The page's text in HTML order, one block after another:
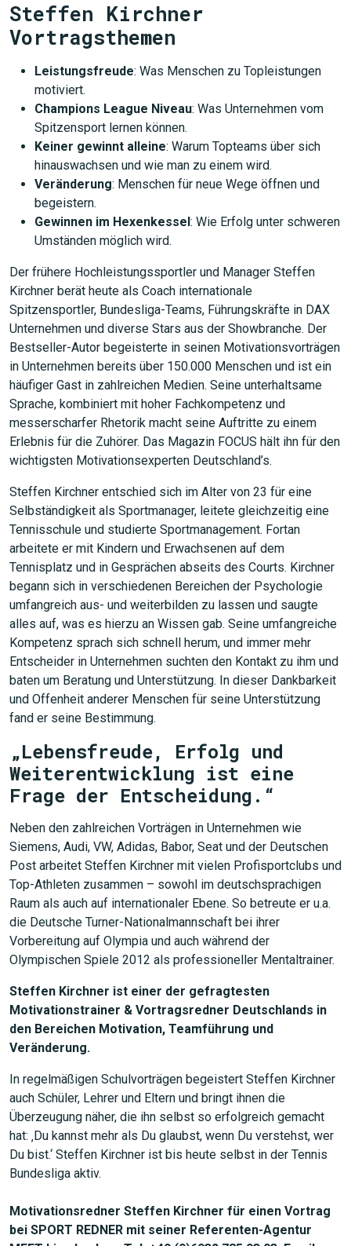
Steffen Kirchner
Vortragsthemen
Leistungsfreude: Was Menschen zu Topleistungen
motiviert.
Champions League Niveau: Was Unternehmen vom
Spitzensport lernen können.
Keiner gewinnt alleine: Warum Topteams über sich
hinauswachsen und wie man zu einem wird.
Veränderung: Menschen für neue Wege öffnen und
begeistern.
Gewinnen im Hexenkessel: Wie Erfolg unter schweren
Umständen möglich wird.
Der frühere Hochleistungssportler und Manager Steffen
Kirchner berät heute als Coach internationale
Spitzensportler, Bundesliga-Teams, Führungskräfte in DAX
Unternehmen und diverse Stars aus der Showbranche. Der
Bestseller-Autor begeisterte in seinen Motivationsvorträgen
in Unternehmen bereits über 150.000 Menschen und ist ein
häufiger Gast in zahlreichen Medien. Seine unterhaltsame
Sprache, kombiniert mit hoher Fachkompetenz und
messerscharfer Rhetorik macht seine Auftritte zu einem
Erlebnis für die Zuhörer. Das Magazin FOCUS hält ihn für den
wichtigsten Motivationsexperten Deutschland’s.
Steffen Kirchner entschied sich im Alter von 23 für eine
Selbständigkeit als Sportmanager, leitete gleichzeitig eine
Tennisschule und studierte Sportmanagement. Fortan
arbeitete er mit Kindern und Erwachsenen auf dem
Tennisplatz und in Gesprächen abseits des Courts. Kirchner
begann sich in verschiedenen Bereichen der Psychologie
umfangreich aus- und weiterbilden zu lassen und saugte
alles auf, was es hierzu an Wissen gab. Seine umfangreiche
Kompetenz sprach sich schnell herum, und immer mehr
Entscheider in Unternehmen suchten den Kontakt zu ihm und
baten um Beratung und Unterstützung. In dieser Dankbarkeit
und Offenheit anderer Menschen für seine Unterstützung
fand er seine Bestimmung.
„Lebensfreude, Erfolg und
Weiterentwicklung ist eine
Frage der Entscheidung.“
Neben den zahlreichen Vorträgen in Unternehmen wie
Siemens, Audi, VW, Adidas, Babor, Seat und der Deutschen
Post arbeitet Steffen Kirchner mit vielen Profisportclubs und
Top-Athleten zusammen – sowohl im deutschsprachigen
Raum als auch auf internationaler Ebene. So betreute er u.a.
die Deutsche Turner-Nationalmannschaft bei ihrer
Vorbereitung auf Olympia und auch während der
Olympischen Spiele 2012 als professioneller Mentaltrainer.
Steffen Kirchner ist einer der gefragtesten
Motivationstrainer & Vortragsredner Deutschlands in
den Bereichen Motivation, Teamführung und
Veränderung.
In regelmäßigen Schulvorträgen begeistert Steffen Kirchner
auch Schüler, Lehrer und Eltern und bringt ihnen die
Überzeugung näher, die ihn selbst so erfolgreich gemacht
hat: ‚Du kannst mehr als Du glaubst, wenn Du verstehst, wer
Du bist.‘ Steffen Kirchner ist bis heute selbst in der Tennis
Bundesliga aktiv.
Motivationsredner Steffen Kirchner für einen Vortrag
bei SPORT REDNER mit seiner Referenten-Agentur